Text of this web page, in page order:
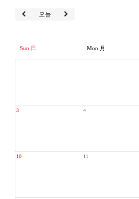
오늘
Sun 日 Mon 月
3 4
10 11